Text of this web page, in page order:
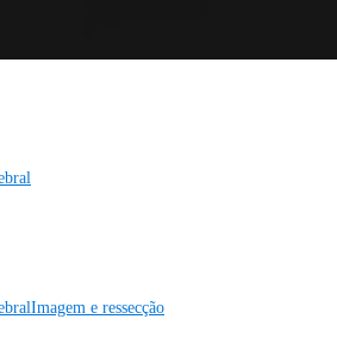
Imagem e ressecção